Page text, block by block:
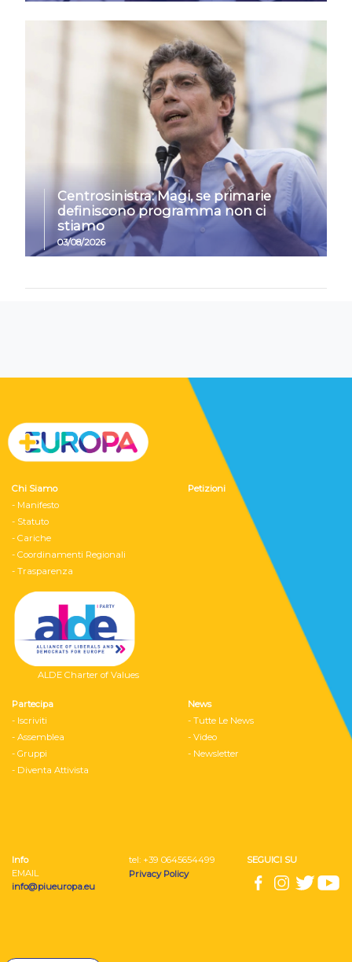
Centrosinistra: Magi, se primarie
definiscono programma non ci
stiamo
03/08/2026
Chi Siamo
- Manifesto
- Statuto
- Cariche
- Coordinamenti Regionali
- Trasparenza
ALDE Charter of Values
Petizioni
Partecipa
- Iscriviti
- Assemblea
- Gruppi
- Diventa Attivista
News
- Tutte Le News
- Video
- Newsletter
Info
EMAIL
info@piueuropa.eu
tel: ‭+39 0645654499
Privacy Policy
SEGUICI SU